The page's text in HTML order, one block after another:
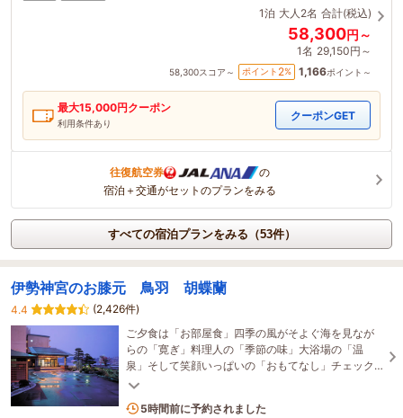
1泊 大人2名 合計(税込)
58,300円～
1名 29,150円～
58,300スコア～ ポイント 2% 1,166ポイント～
最大15,000円クーポン
利用条件あり
クーポンGET
往復航空券
の
宿泊＋交通がセットのプランをみる
すべての宿泊プランをみる（53件）
伊勢神宮のお膝元 鳥羽 胡蝶蘭
4.4
(2,426件)
ご夕食は「お部屋食」四季の風がそよぐ海を見なが
らの「寛ぎ」料理人の「季節の味」大浴場の「温
泉」そして笑顔いっぱいの「おもてなし」チェック
アウト12:00も可能/鳥羽駅から車で5分/全室空気清
4名がこの宿を見ています